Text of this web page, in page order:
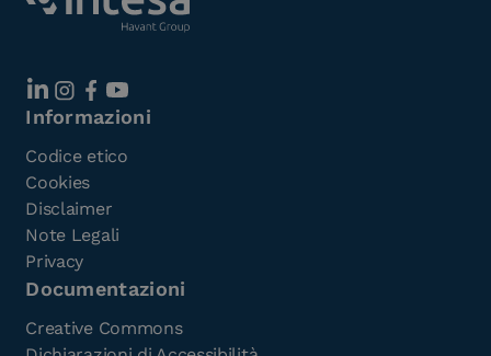
Informazioni
Codice etico
Cookies
Disclaimer
Note Legali
Privacy
Documentazioni
Creative Commons